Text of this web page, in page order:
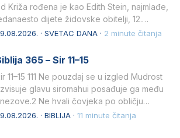
Križa rođena je kao Edith Stein, najmlađe,
dijete židovske obitelji, 12.
1891, u Wrocławu…
· SVETAC DANA · 2 minute čitanja
365 – Sir 11–15
11–15 111 Ne pouzdaj se u izgled Mudrost
glavu siromahui posađuje ga među
Ne hvali čovjeka po obličju
· BIBLIJA · 11 minute čitanja